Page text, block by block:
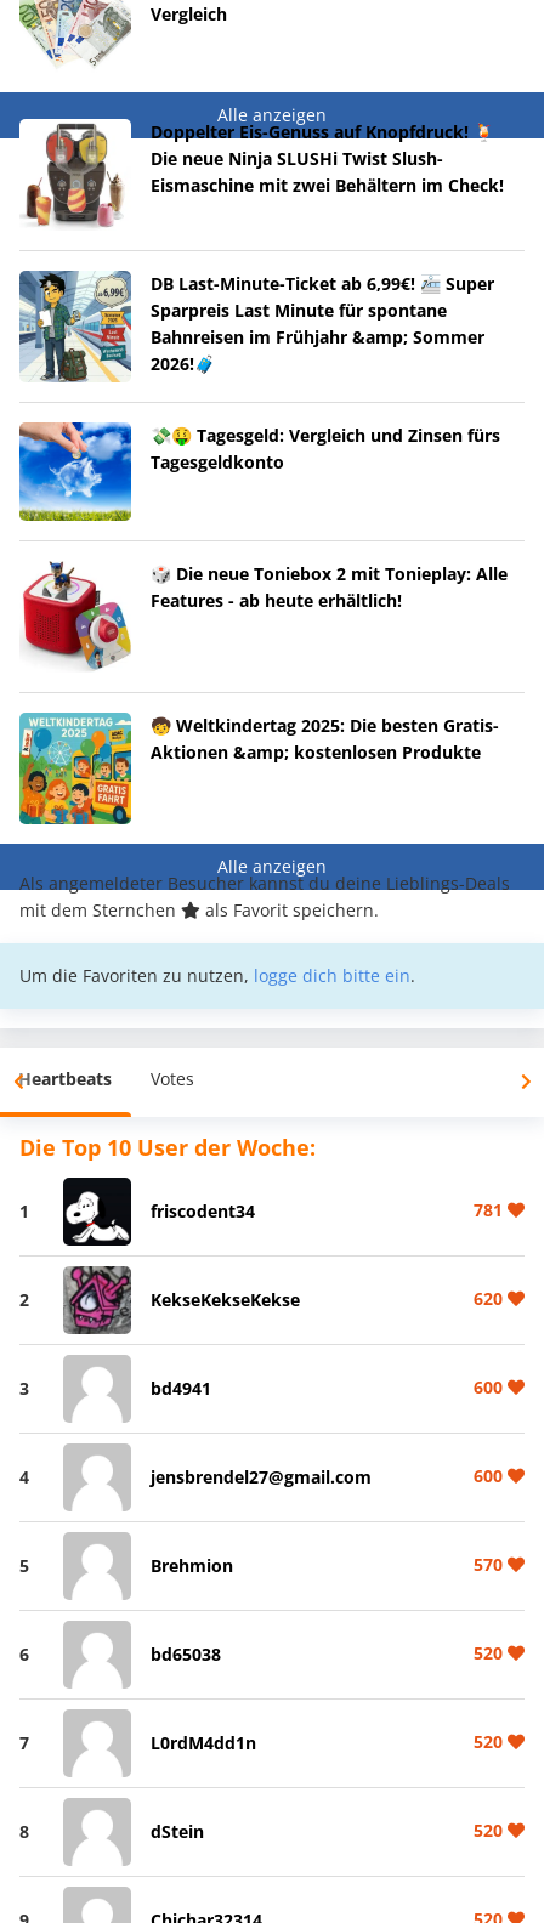
Vergleich
Alle anzeigen
Doppelter Eis-Genuss auf Knopfdruck! 🍹
Die neue Ninja SLUSHi Twist Slush-
Eismaschine mit zwei Behältern im Check!
DB Last-Minute-Ticket ab 6,99€! 🚈 Super
Sparpreis Last Minute für spontane
Bahnreisen im Frühjahr &amp; Sommer
2026!🧳
💸🤑 Tagesgeld: Vergleich und Zinsen fürs
Tagesgeldkonto
🎲 Die neue Toniebox 2 mit Tonieplay: Alle
Features - ab heute erhältlich!
🧒 Weltkindertag 2025: Die besten Gratis-
Aktionen &amp; kostenlosen Produkte
Alle anzeigen
Als angemeldeter Besucher kannst du deine Lieblings-Deals
mit dem Sternchen
als Favorit speichern.
Um die Favoriten zu nutzen, logge dich bitte ein.
Heartbeats Votes
Die Top 10 User der Woche:
1 friscodent34 781
2 KekseKekseKekse 620
3 bd4941 600
4 jensbrendel27@gmail.com 600
5 Brehmion 570
6 bd65038 520
7 L0rdM4dd1n 520
8 dStein 520